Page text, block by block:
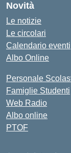
Novità
Le notizie
Le circolari
Calendario eventi
Albo Online
Personale
Famiglie Studenti
Web Radio
Albo online
PTOF